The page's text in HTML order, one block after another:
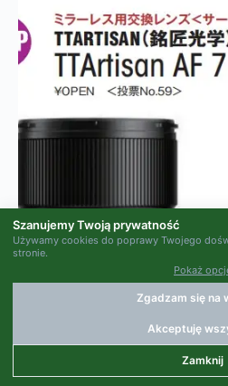
Szanujemy Twoją prywatność
Używamy cookies do poprawy Twojego
stronie.
Pokaż
Zgadzam się na
Akceptuję
Zamknij